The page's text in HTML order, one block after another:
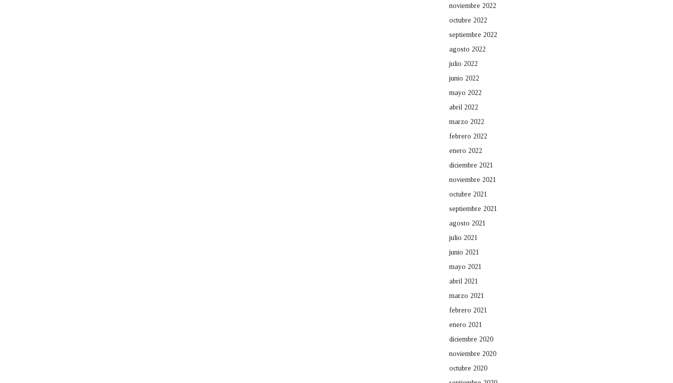
noviembre 2022
octubre 2022
septiembre 2022
agosto 2022
julio 2022
junio 2022
mayo 2022
abril 2022
marzo 2022
febrero 2022
enero 2022
diciembre 2021
noviembre 2021
octubre 2021
septiembre 2021
agosto 2021
julio 2021
junio 2021
mayo 2021
abril 2021
marzo 2021
febrero 2021
enero 2021
diciembre 2020
noviembre 2020
octubre 2020